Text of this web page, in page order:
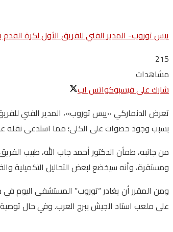
ييس توروب- المدير الفني للفريق الأول لكرة القدم
215
مشاهدات
شارك على فيسبوكواتس اب
تعرض الدنماركي «ييس توروب»، المدير الفني
بسبب وجود حصوات على الكلى؛ مما استدعى نقله
من جانبه، طمأن الدكتور أحمد جاب الله، طبيب
ومستقرة، وأنه سيخضع لبعض التحاليل التكميلية
ومن المقرر أن يغادر “توروب” المستشفى اليوم في
على ملعب استاد الجيش ببرج العرب. وفي حال توصية